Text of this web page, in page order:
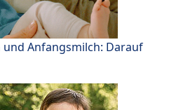
Anfangsmilch: Darauf